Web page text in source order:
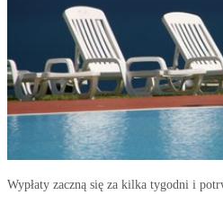
Wypłaty zaczną się za kilka tygodni i